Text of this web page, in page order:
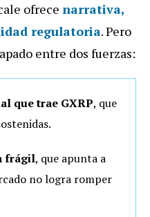
ofrece narrativa,
regulatoria. Pero
entre dos fuerzas:
que trae GXRP, que
frágil, que apunta a
no logra romper